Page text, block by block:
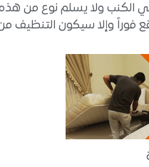
ولا يسلم نوع من هذه
فوراً وإلا سيكون التنظيف